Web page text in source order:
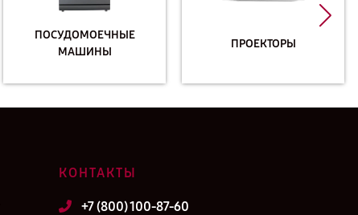
ПОСУДОМОЕЧНЫЕ
МАШИНЫ
ПРОЕКТОРЫ
КОНТАКТЫ
+7 (800) 100-87-60